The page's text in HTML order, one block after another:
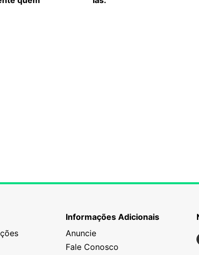
Informações Adicionais
Anuncie
Fale Conosco